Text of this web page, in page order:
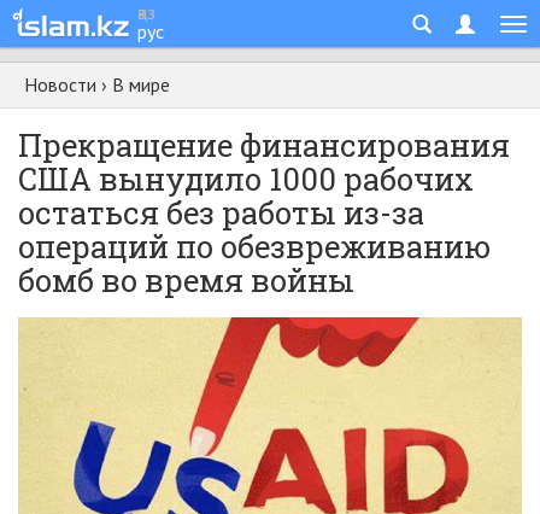
қаз
рус
Новости › В мире
Прекращение финансирования
США вынудило 1000 рабочих
остаться без работы из-за
операций по обезвреживанию
бомб во время войны